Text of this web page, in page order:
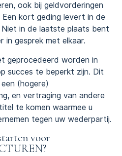
ook bij geldvorderingen
kort geding levert in de
in de laatste plaats bent
in gesprek met elkaar.
geprocedeerd worden in
succes te beperkt zijn. Dit
(hogere)
en vertraging van andere
te komen waarmee u
tegen uw wederpartij.
voor